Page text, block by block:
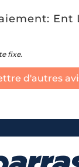
Ent
fixe.
d'autres